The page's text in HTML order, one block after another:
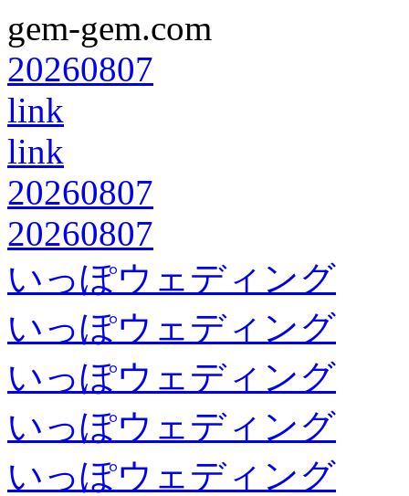
gem-gem.com
20260807
link
link
20260807
20260807
いっぽウェディング
いっぽウェディング
いっぽウェディング
いっぽウェディング
いっぽウェディング